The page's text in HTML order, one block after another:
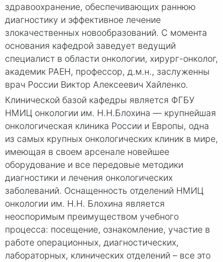
здравоохранение, обеспечивающих раннюю
диагностику и эффективное лечение
злокачественных новообразований. С момента
основания кафедрой заведует ведущий
специалист в области онкологии, хирург-онколог,
академик РАЕН, профессор, д.м.н., заслуженны
врач России Виктор Алексеевич Хайленко.
Клинической базой кафедры является ФГБУ
НМИЦ онкологии им. Н.Н.Блохина — крупнейшая
онкологическая клиника России и Европы, одна
из самых крупных онкологических клиник в мире,
имеющая в своем арсенале новейшее
оборудование и все передовые методики
диагностики и лечения онкологических
заболеваний. Оснащенность отделений НМИЦ
онкологии им. Н.Н. Блохина является
неоспоримым преимуществом учебного
процесса: посещение, ознакомление, участие в
работе операционных, диагностических,
лабораторных, клинических отделений – все это